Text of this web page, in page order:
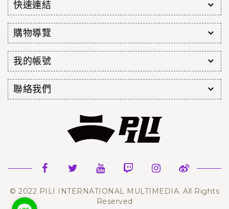
快速連結
購物導覽
我的帳號
聯絡我們
© 2022 PILI INTERNATIONAL MULTIMEDIA. All Rights
Reserved